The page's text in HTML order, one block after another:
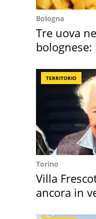
Bologna
Tre uova
TERRITORIO
Torino
Villa
ancora in